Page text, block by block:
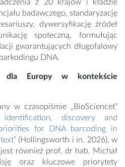
z 20 krajów i kładzie
badawczego, standaryzację
dywersyfikację źródeł
społeczną, formułując
gwarantujących długofalowy
DNA.
dla Europy w kontekście
w czasopiśmie „BioSciencet”
identification, discovery and
for DNA barcoding in
(Hollingsworth i in. 2026), w
również prof. dr hab. Michał
oraz kluczowe priorytety